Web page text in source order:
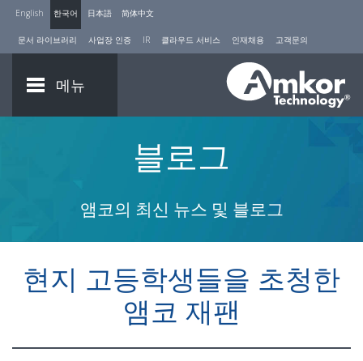
English 한국어 日本語 简体中文
문서 라이브러리 사업장 인증 IR 클라우드 서비스 인재채용 고객문의
메뉴
블로그
앰코의 최신 뉴스 및 블로그
현지 고등학생들을 초청한
앰코 재팬